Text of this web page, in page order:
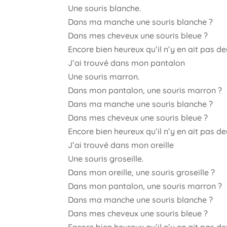
Une souris blanche.
Dans ma manche une souris blanche ?
Dans mes cheveux une souris bleue ?
Encore bien heureux qu’il n’y en ait pas
J’ai trouvé dans mon pantalon
Une souris marron.
Dans mon pantalon, une souris marron ?
Dans ma manche une souris blanche ?
Dans mes cheveux une souris bleue ?
Encore bien heureux qu’il n’y en ait pas
J’ai trouvé dans mon oreille
Une souris groseille.
Dans mon oreille, une souris groseille ?
Dans mon pantalon, une souris marron ?
Dans ma manche une souris blanche ?
Dans mes cheveux une souris bleue ?